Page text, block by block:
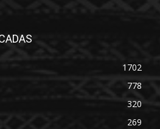
1702
778
320
269